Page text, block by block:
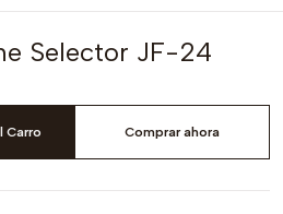
Selector JF-24
Carro Comprar ahora